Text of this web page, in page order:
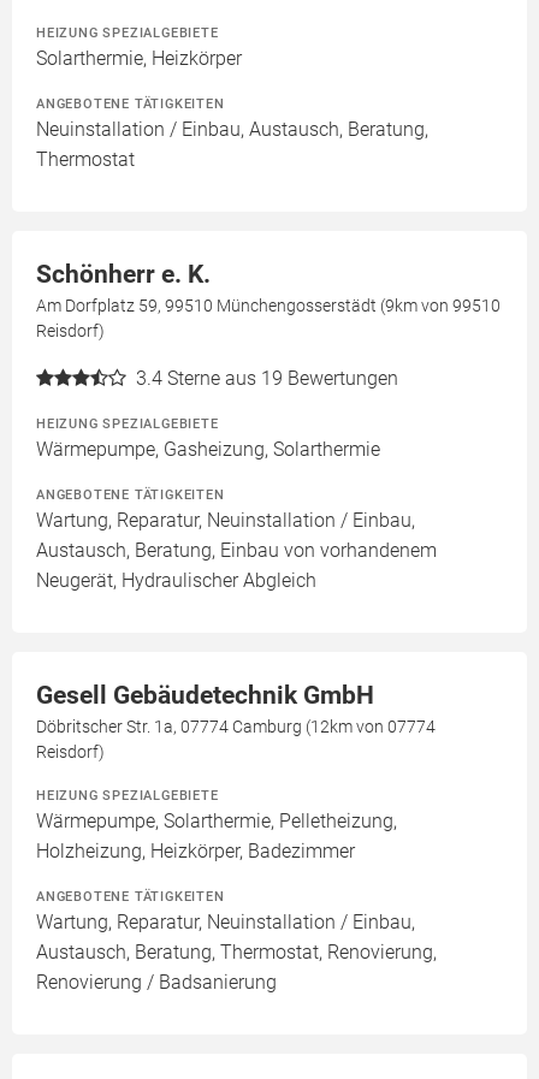
HEIZUNG SPEZIALGEBIETE
Solarthermie, Heizkörper
ANGEBOTENE TÄTIGKEITEN
Neuinstallation / Einbau, Austausch, Beratung,
Thermostat
Schönherr e. K.
Am Dorfplatz 59, 99510 Münchengosserstädt (9km von 99510
Reisdorf)
3.4 Sterne aus 19 Bewertungen
HEIZUNG SPEZIALGEBIETE
Wärmepumpe, Gasheizung, Solarthermie
ANGEBOTENE TÄTIGKEITEN
Wartung, Reparatur, Neuinstallation / Einbau,
Austausch, Beratung, Einbau von vorhandenem
Neugerät, Hydraulischer Abgleich
Gesell Gebäudetechnik GmbH
Döbritscher Str. 1a, 07774 Camburg (12km von 07774
Reisdorf)
HEIZUNG SPEZIALGEBIETE
Wärmepumpe, Solarthermie, Pelletheizung,
Holzheizung, Heizkörper, Badezimmer
ANGEBOTENE TÄTIGKEITEN
Wartung, Reparatur, Neuinstallation / Einbau,
Austausch, Beratung, Thermostat, Renovierung,
Renovierung / Badsanierung